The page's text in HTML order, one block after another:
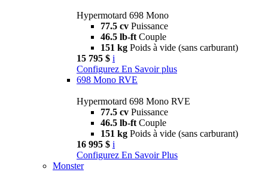
Hypermotard 698 Mono
77.5 cv Puissance
46.5 lb-ft Couple
151 kg Poids à vide (sans carburant)
15 795 $ i
Configurez En Savoir plus
698 Mono RVE
Hypermotard 698 Mono RVE
77.5 cv Puissance
46.5 lb-ft Couple
151 kg Poids à vide (sans carburant)
16 995 $ i
Configurez En Savoir Plus
Monster